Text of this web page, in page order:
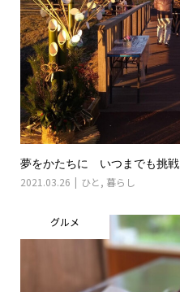
夢をかたちに いつまでも挑戦
2021.03.26 ひと , 暮らし
グルメ